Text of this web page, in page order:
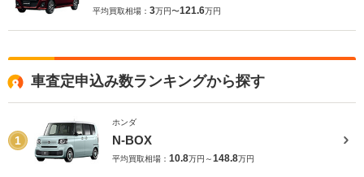
平均買取相場： 3万円〜121.6万円
車査定申込み数ランキングから探す
1
ホンダ
N-BOX
平均買取相場： 10.8万円～148.8万円